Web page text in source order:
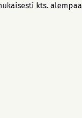
kts. alempaa